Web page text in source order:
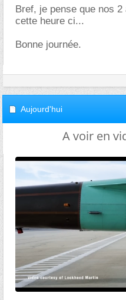
Bref, je pense que nos
cette heure ci...
Bonne journée.
Aujourd'hui
A voir en